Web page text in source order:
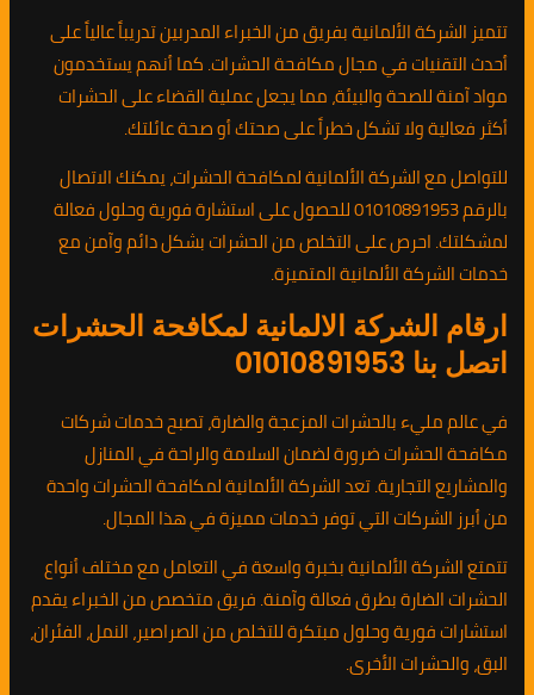
تتميز الشركة الألمانية بفريق من الخبراء المدربين تدريباً عالياً على
أحدث التقنيات في مجال مكافحة الحشرات. كما أنهم يستخدمون
مواد آمنة للصحة والبيئة، مما يجعل عملية القضاء على الحشرات
أكثر فعالية ولا تشكل خطراً على صحتك أو صحة عائلتك.
للتواصل مع الشركة الألمانية لمكافحة الحشرات، يمكنك الاتصال
بالرقم 01010891953 للحصول على استشارة فورية وحلول فعالة
لمشكلتك. احرص على التخلص من الحشرات بشكل دائم وآمن مع
خدمات الشركة الألمانية المتميزة.
ارقام الشركة الالمانية لمكافحة الحشرات
اتصل بنا 01010891953
في عالم مليء بالحشرات المزعجة والضارة، تصبح خدمات شركات
مكافحة الحشرات ضرورة لضمان السلامة والراحة في المنازل
والمشاريع التجارية. تعد الشركة الألمانية لمكافحة الحشرات واحدة
من أبرز الشركات التي توفر خدمات مميزة في هذا المجال.
تتمتع الشركة الألمانية بخبرة واسعة في التعامل مع مختلف أنواع
الحشرات الضارة بطرق فعالة وآمنة. فريق متخصص من الخبراء يقدم
استشارات فورية وحلول مبتكرة للتخلص من الصراصير، النمل، الفئران،
البق، والحشرات الأخرى.